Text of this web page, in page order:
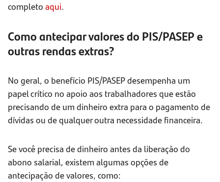
completo aqui.
Como antecipar valores do PIS/PASEP e
outras rendas extras?
No geral, o benefício PIS/PASEP desempenha um
papel crítico no apoio aos trabalhadores que estão
precisando de um dinheiro extra para o pagamento de
dívidas ou de qualquer outra necessidade financeira.
Se você precisa de dinheiro antes da liberação do
abono salarial, existem algumas opções de
antecipação de valores, como: